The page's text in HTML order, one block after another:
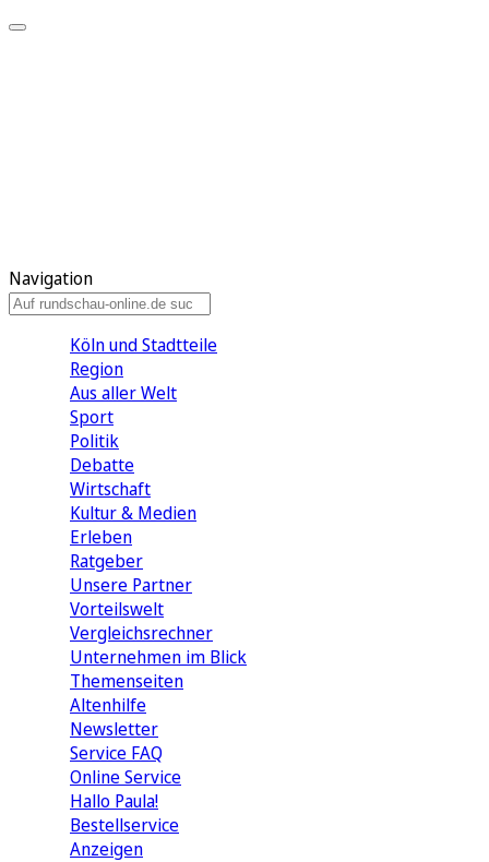
Navigation
Köln und Stadtteile
Region
Aus aller Welt
Sport
Politik
Debatte
Wirtschaft
Kultur & Medien
Erleben
Ratgeber
Unsere Partner
Vorteilswelt
Vergleichsrechner
Unternehmen im Blick
Themenseiten
Altenhilfe
Newsletter
Service FAQ
Online Service
Hallo Paula!
Bestellservice
Anzeigen